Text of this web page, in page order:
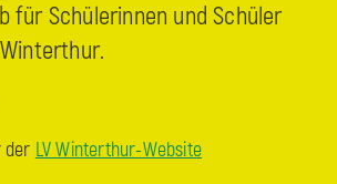
für Schülerinnen und Schüler
der LV Winterthur-Website